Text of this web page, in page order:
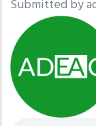
Submitted by